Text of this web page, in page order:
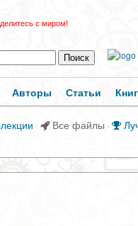
делитесь с миром!
Авторы Статьи
· Все файлы ·